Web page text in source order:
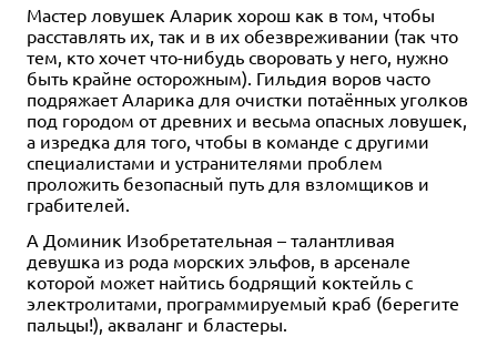
Мастер ловушек Аларик хорош как в том, чтобы
расставлять их, так и в их обезвреживании (так что
тем, кто хочет что-нибудь своровать у него, нужно
быть крайне осторожным). Гильдия воров часто
подряжает Аларика для очистки потаённых уголков
под городом от древних и весьма опасных ловушек,
а изредка для того, чтобы в команде с другими
специалистами и устранителями проблем
проложить безопасный путь для взломщиков и
грабителей.
А Доминик Изобретательная – талантливая
девушка из рода морских эльфов, в арсенале
которой может найтись бодрящий коктейль с
электролитами, программируемый краб (берегите
пальцы!), акваланг и бластеры.